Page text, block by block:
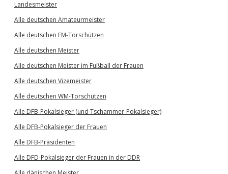
Landesmeister
Alle deutschen Amateurmeister
Alle deutschen EM-Torschützen
Alle deutschen Meister
Alle deutschen Meister im Fußball der Frauen
Alle deutschen Vizemeister
Alle deutschen WM-Torschützen
Alle DFB-Pokalsieger (und Tschammer-Pokalsieger)
Alle DFB-Pokalsieger der Frauen
Alle DFB-Präsidenten
Alle DFD-Pokalsieger der Frauen in der DDR